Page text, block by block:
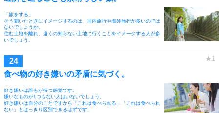
「旅をする」
そう聞いたときにイメージするのは、国内旅行や海外旅行が多いのでは
ないでしょうか。
住む土地を離れ、遠くの知らない土地に行くことをイメージする人が多
いでしょう。
食べ物の好き嫌いの矛盾に気づく。
好き嫌いは誰もが持つ感覚です。
嫌いなものが1つもない人はいないでしょう。
好き嫌いは自分のことですから「これは食べられる」「これは食べられ
ない」とはっきり区別できるはずです。